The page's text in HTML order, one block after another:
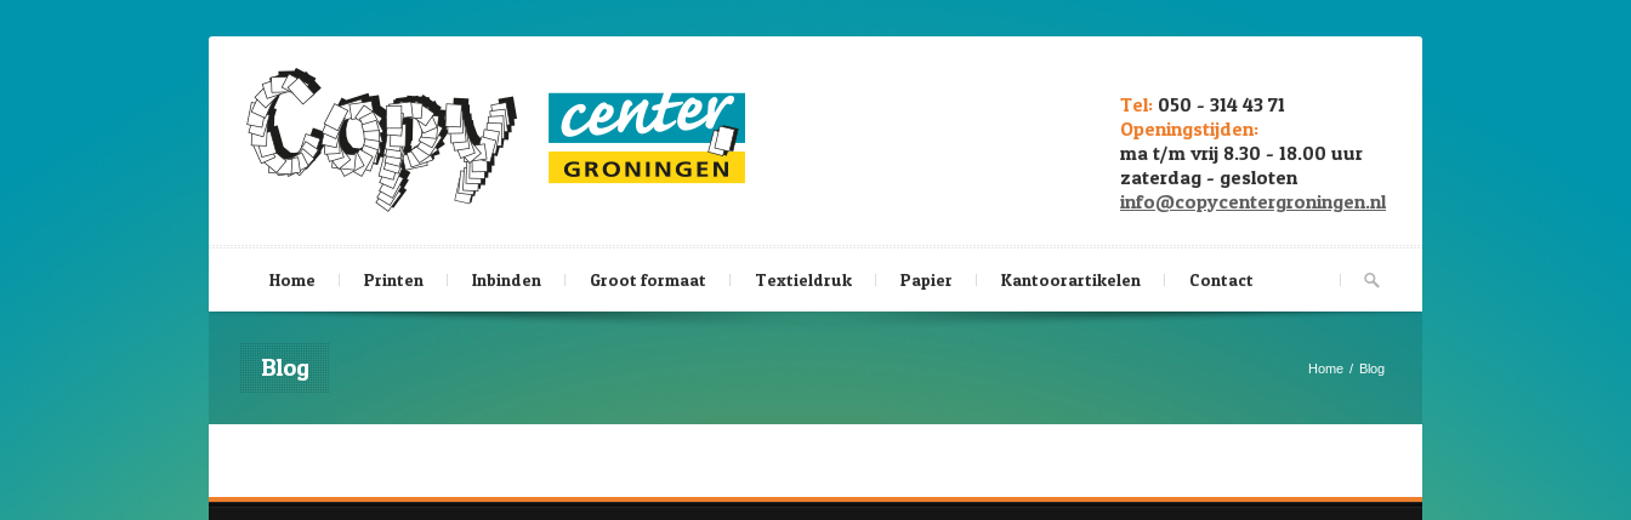
Tel: 050 - 314 43 71
Openingstijden:
ma t/m vrij 8.30 - 18.00 uur
zaterdag - gesloten
info@copycentergroningen.nl
Home Printen Inbinden Groot formaat Textieldruk Papier Kantoorartikelen Contact
Blog Home Blog